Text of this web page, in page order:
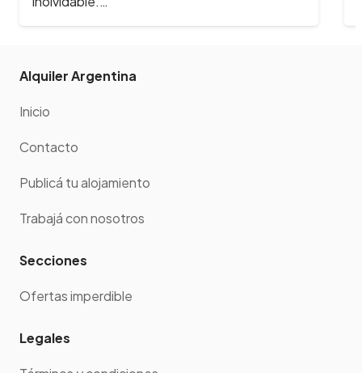
Alquiler Argentina
Inicio
Contacto
Publicá tu alojamiento
Trabajá con nosotros
Secciones
Ofertas imperdible
Legales